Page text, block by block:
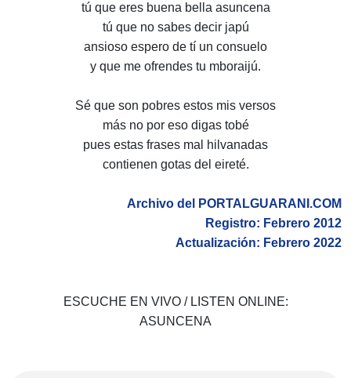
tú que eres buena bella asuncena
tú que no sabes decir japú
ansioso espero de tí un consuelo
y que me ofrendes tu mboraijú.
Sé que son pobres estos mis versos
más no por eso digas tobé
pues estas frases mal hilvanadas
contienen gotas del eireté.
Archivo del PORTALGUARANI.COM
Registro: Febrero 2012
Actualización: Febrero 2022
ESCUCHE EN VIVO / LISTEN ONLINE:
ASUNCENA